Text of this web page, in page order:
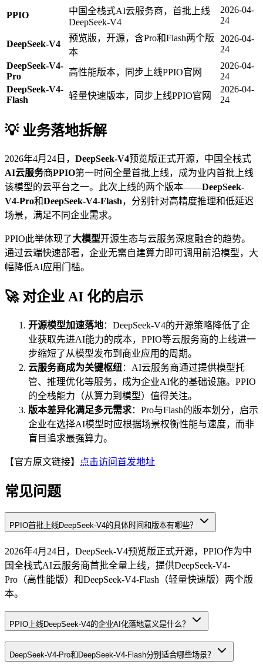
PPIO
中国全栈式AI云服务商，首批上线
DeepSeek-V4
2026-04-
24
DeepSeek-V4
预览版，开源，含Pro和Flash两个版
本
2026-04-
24
DeepSeek-V4-
Pro
高性能版本，同步上线PPIO官网
2026-04-
24
DeepSeek-V4-
Flash
轻量快速版本，同步上线PPIO官网
2026-04-
24
💡 业务落地拆解
2026年4月24日， DeepSeek-V4预览版正式开源，中国全栈式
AI云服务商PPIO第一时间全量首批上线，成为业内首批上线
该模型的云平台之一。此次上线的两个版本——DeepSeek-
V4-Pro和DeepSeek-V4-Flash，分别针对高精度推理和低延迟
场景，满足不同企业需求。
PPIO此举体现了大模型开源生态与云服务深度融合的趋势。
通过云端快速部署，企业无需自建算力即可调用前沿模型，大
幅降低AI应用门槛。
🚀 对企业 AI 化的启示
开源模型加速落地：DeepSeek-V4的开源策略降低了企
业获取先进AI能力的成本，PPIO等云服务商的上线进一
步缩短了从模型发布到商业应用的周期。
云服务商成为关键枢纽 ：AI云服务商通过提供模型托
管、推理优化等服务，成为企业AI化的基础设施。PPIO
的全栈能力（从算力到模型）值得关注。
版本差异化满足多元需求：Pro与Flash的版本划分，启示
企业在选择AI模型时应根据场景权衡性能与速度，而非
盲目追求最强算力。
【官方原文链接】 点击访问首发地址
常见问题
PPIO首批上线DeepSeek-V4的具体时间和版本有哪些？
2026年4月24日，DeepSeek-V4预览版正式开源，PPIO作为中
国全栈式AI云服务商首批全量上线，提供DeepSeek-V4-
Pro（高性能版）和DeepSeek-V4-Flash（轻量快速版）两个版
本。
PPIO上线DeepSeek-V4的企业AI化落地意义是什么？
DeepSeek-V4-Pro和DeepSeek-V4-Flash分别适合哪些场景？